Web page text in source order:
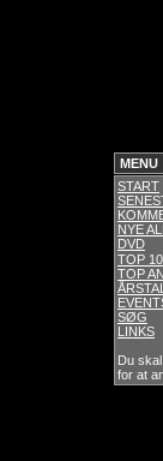
MENU
START
NYE
DVD
TOP
TOP
ÅRSTAL
SØG
LINKS
Du
for at